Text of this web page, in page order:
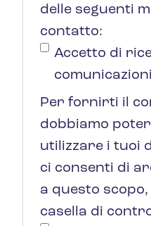
delle seguenti
contatto:
Accetto di
Per fornirti il
dobbiamo
utilizzare i tuoi
ci consenti di
a questo scopo,
casella di